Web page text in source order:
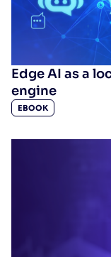
Edge AI as a
engine
EBOOK